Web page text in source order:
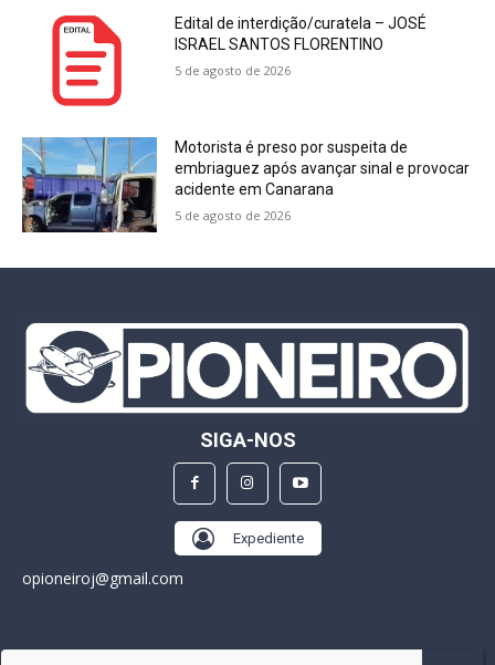
Edital de interdição/curatela – JOSÉ
ISRAEL SANTOS FLORENTINO
5 de agosto de 2026
Motorista é preso por suspeita de
embriaguez após avançar sinal e provocar
acidente em Canarana
5 de agosto de 2026
SIGA-NOS
Expediente
opioneiroj@gmail.com